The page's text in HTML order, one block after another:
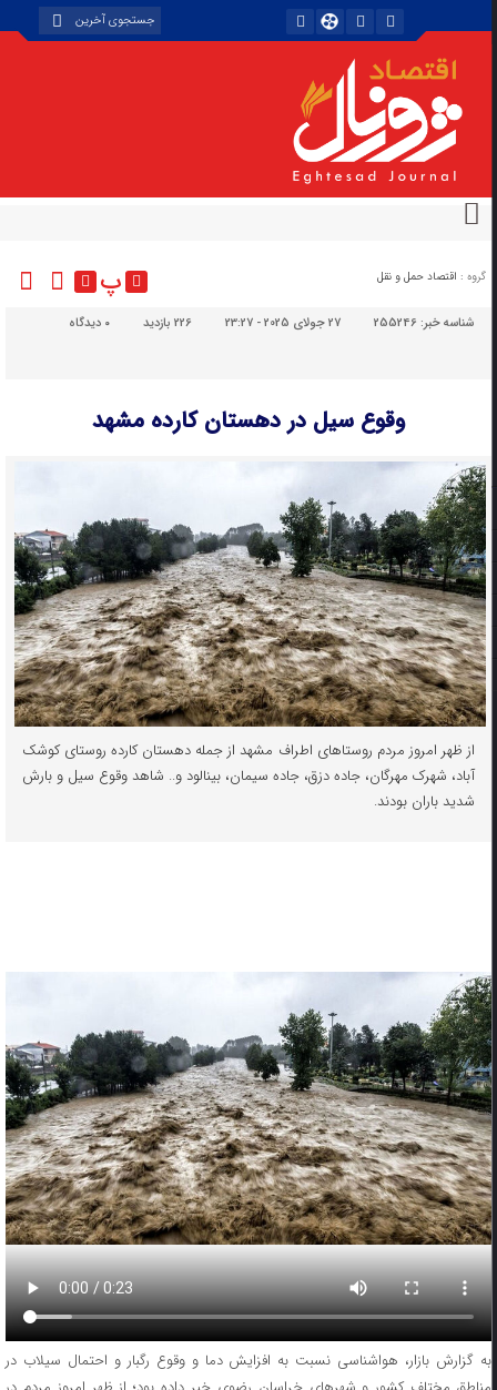
گروه : اقتصاد حمل و نقل پ
شناسه خبر:255246 27 جولای 2025 - 23:27 226 بازدید دیدگاه
وقوع سیل در دهستان کارده مشهد
از ظهر امروز مردم روستاهای اطراف مشهد از جمله دهستان کارده روستای کوشک
آباد، شهرک مهرگان، جاده دزق، جاده سیمان، بینالود و.. شاهد وقوع سیل و بارش
شدید باران بودند.
به گزارش بازار، هواشناسی نسبت به افزایش دما و وقوع رگبار و احتمال سیلاب در